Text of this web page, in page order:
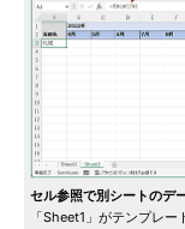
セル参照で別シートのデ
「Sheet1」がテンプレ